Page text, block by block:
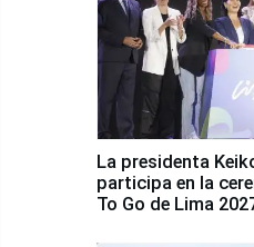
La presidenta
participa en la
To Go de Lima